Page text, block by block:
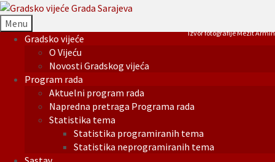
Menu
Gradsko vijeće
O Vijeću
Novosti Gradskog vijeća
Program rada
Aktuelni program rada
Napredna pretraga Programa rada
Statistika tema
Statistika programiranih tema
Statistika neprogramiranih tema
Izvor fotografije Mezit Armin